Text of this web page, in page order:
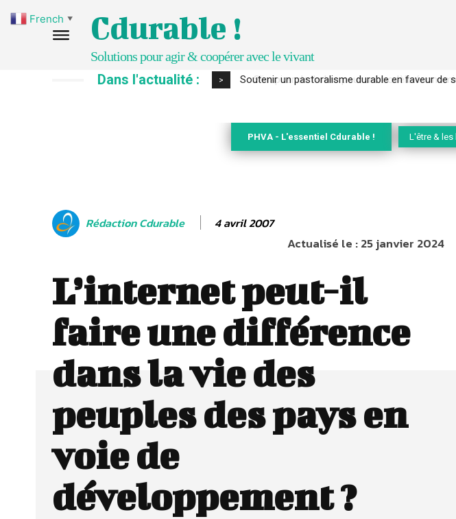
Cdurable !
Solutions pour agir & coopérer avec le vivant
Dans l'actualité : > S’inspirer de l’arbre pour un modèle
PHVA - L'essentiel Cdurable ! L'être & les
Rédaction Cdurable 4 avril 2007
Actualisé le :25 janvier 2024
L’internet peut-il
faire une différence
dans la vie des
peuples des pays en
voie de
développement ?
French ▼